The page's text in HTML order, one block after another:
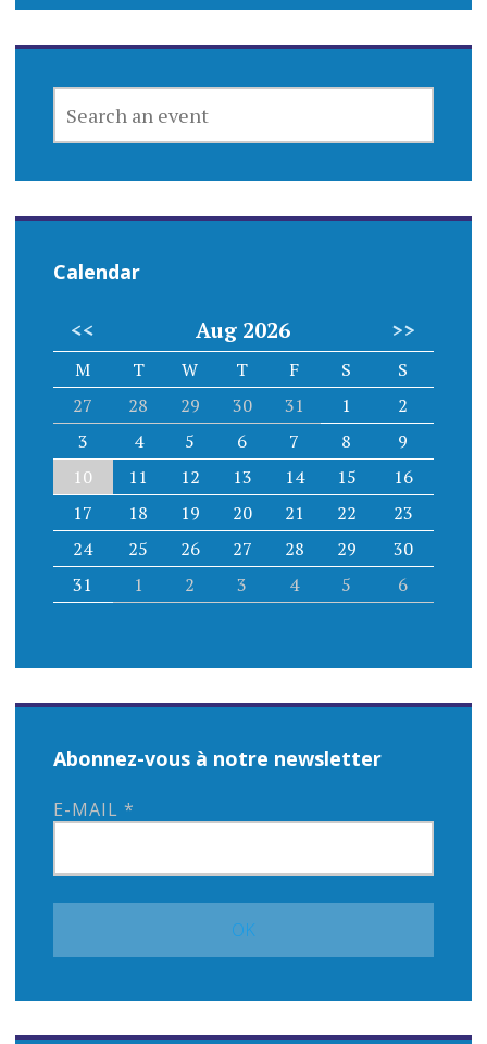
AN
Calendar
<< Aug 2026 >>
M T W T F S
S
27
28 29 30 31 1
2
3
4 5 6 7 8
9
10
11 12 13 14 15
16
17
18 19 20 21 22
23
24
25 26 27 28 29
30
31
1 2 3 4 5 6
Abonnez-vous à notre newsletter
E-MAIL *